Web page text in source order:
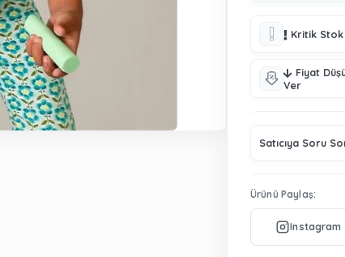
Kritik Stok
Fiyat
Ver
Satıcıya Soru
Ürünü Paylaş: